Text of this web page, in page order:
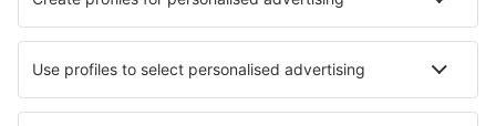
I migliori hotel - città
Hotel Roncone Hotel in Olongapo
Hotel in Saint-Didier (Vaucluse) Hotel in Luskintyre